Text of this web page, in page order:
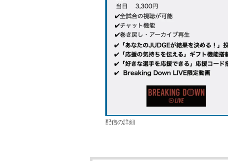
配信の詳細